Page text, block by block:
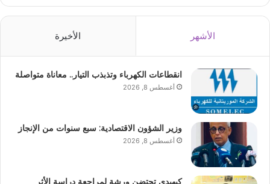
الأشهر الأخيرة
انقطاعات الكهرباء وتذبذب التيار.. معاناة متواصلة
أغسطس 8, 2026
وزير الشؤون الاقتصادية: سبع سنوات من الإنجاز
أغسطس 8, 2026
كيهيدي تحتضن ورشة لمراجعة دراسة الأثر